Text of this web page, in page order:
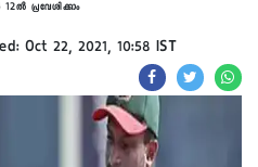
പ്രവേശിക്കാം
Oct 22, 2021, 10:58 IST